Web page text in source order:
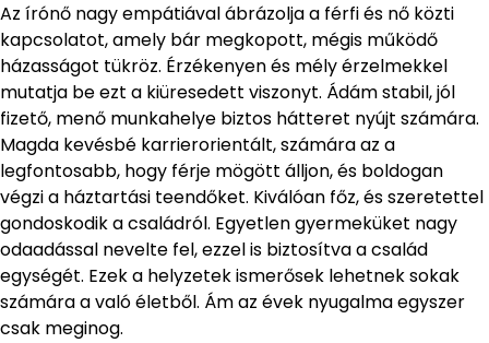
Az írónő nagy empátiával ábrázolja a férfi és nő közti
kapcsolatot, amely bár megkopott, mégis működő
házasságot tükröz. Érzékenyen és mély érzelmekkel
mutatja be ezt a kiüresedett viszonyt. Ádám stabil, jól
fizető, menő munkahelye biztos hátteret nyújt számára.
Magda kevésbé karrierorientált, számára az a
legfontosabb, hogy férje mögött álljon, és boldogan
végzi a háztartási teendőket. Kiválóan főz, és szeretettel
gondoskodik a családról. Egyetlen gyermeküket nagy
odaadással nevelte fel, ezzel is biztosítva a család
egységét. Ezek a helyzetek ismerősek lehetnek sokak
számára a való életből. Ám az évek nyugalma egyszer
csak meginog.